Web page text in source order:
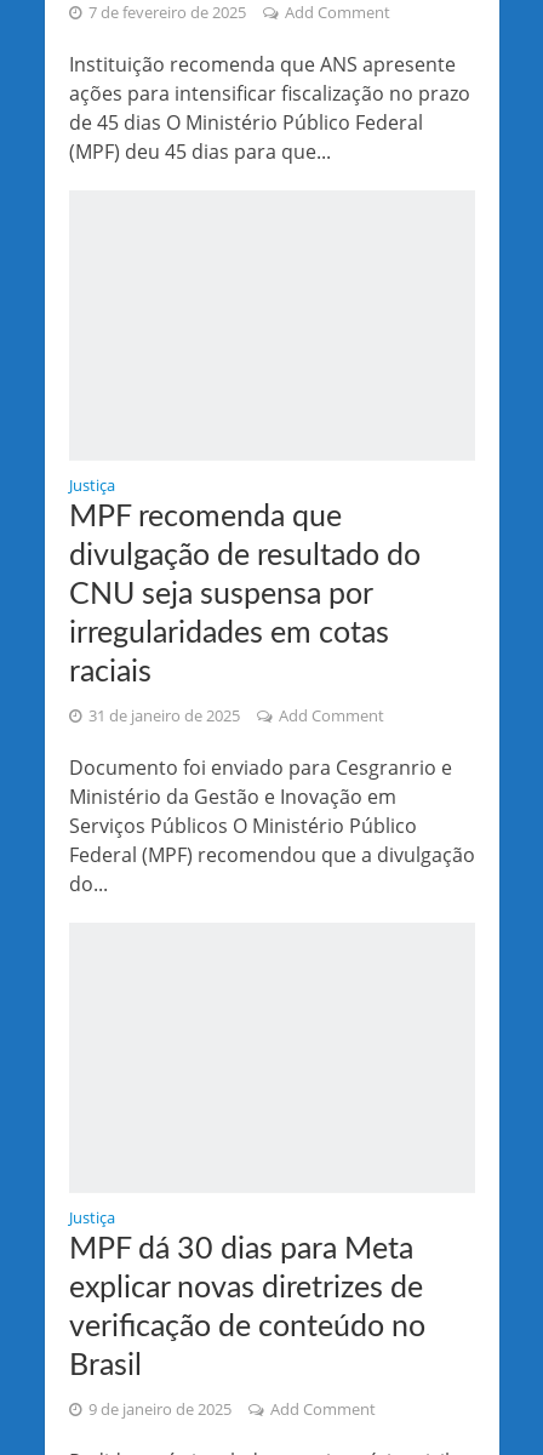
7 de fevereiro de 2025 Add Comment
Instituição recomenda que ANS apresente
ações para intensificar fiscalização no prazo
de 45 dias O Ministério Público Federal
(MPF) deu 45 dias para que...
Justiça
MPF recomenda que
divulgação de resultado do
CNU seja suspensa por
irregularidades em cotas
raciais
31 de janeiro de 2025 Add Comment
Documento foi enviado para Cesgranrio e
Ministério da Gestão e Inovação em
Serviços Públicos O Ministério Público
Federal (MPF) recomendou que a divulgação
do...
Justiça
MPF dá 30 dias para Meta
explicar novas diretrizes de
verificação de conteúdo no
Brasil
9 de janeiro de 2025 Add Comment